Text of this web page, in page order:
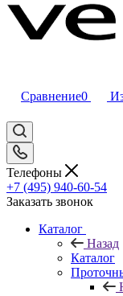
Сравнение0
Телефоны
+7 (495) 940-60-54
Заказать звонок
Каталог
Назад
Каталог